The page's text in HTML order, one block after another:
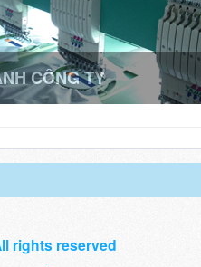
CÔNG TY
rights reserved